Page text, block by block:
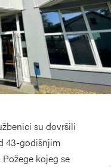
su dovršili
43-godišnjim
kojeg se